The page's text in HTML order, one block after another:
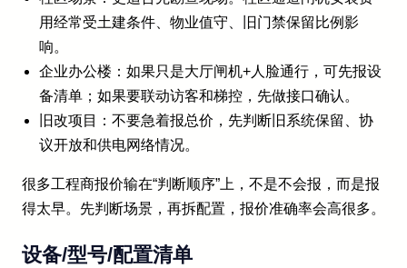
用经常受土建条件、物业值守、旧门禁保留比例影
响。
企业办公楼：如果只是大厅闸机+人脸通行，可先报设
备清单；如果要联动访客和梯控，先做接口确认。
旧改项目：不要急着报总价，先判断旧系统保留、协
议开放和供电网络情况。
很多工程商报价输在“判断顺序”上，不是不会报，而是报
得太早。先判断场景，再拆配置，报价准确率会高很多。
设备/型号/配置清单